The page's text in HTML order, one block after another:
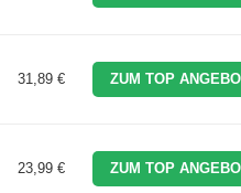
31,89 € ZUM TOP
23,99 € ZUM TOP